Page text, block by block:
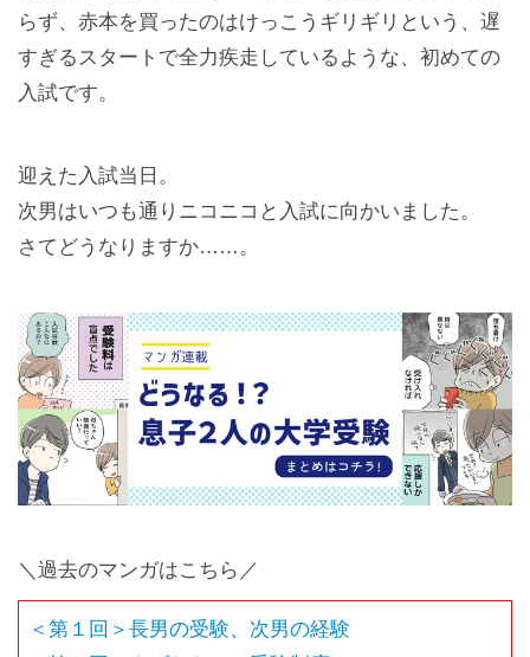
らず、赤本を買ったのはけっこうギリギリという、遅
すぎるスタートで全力疾走しているような、初めての
入試です。
迎えた入試当日。
次男はいつも通りニコニコと入試に向かいました。
さてどうなりますか……。
＼過去のマンガはこちら／
＜第１回＞長男の受験、次男の経験